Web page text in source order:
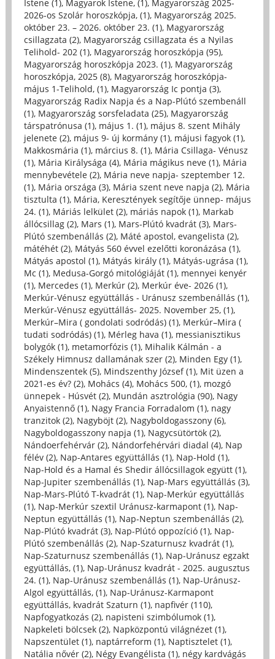
Istene (1), Magyarok Istene, (1), Magyarország 2025-
2026-os Szolár horoszkópja, (1), Magyarország 2025.
október 23. – 2026. október 23. (1), Magyarország
csillagzata (2), Magyarország csillagzata és a Nyilas
Telihold- 202 (1), Magyarország horoszkópja (95),
Magyarország horoszkópja 2023. (1), Magyarország
horoszkópja, 2025 (8), Magyarország horoszkópja-
május 1-Telihold, (1), Magyarország Ic pontja (3),
Magyarország Radix Napja és a Nap-Plútó szembenáll
(1), Magyarország sorsfeladata (25), Magyarország
társpatrónusa (1), május 1. (1), május 8. szent Mihály
jelenete (2), május 9- új kormány (1), májusi fagyok (1),
Makkosmária (1), március 8. (1), Mária Csillaga- Vénusz
(1), Mária Királysága (4), Mária mágikus neve (1), Mária
mennybevétele (2), Mária neve napja- szeptember 12.
(1), Mária országa (3), Mária szent neve napja (2), Mária
tisztulta (1), Mária, Keresztények segítője ünnep- május
24. (1), Máriás lelkület (2), máriás napok (1), Markab
állócsillag (2), Mars (1), Mars-Plútó kvadrát (3), Mars-
Plútó szembenállás (2), Máté apostol, evangelista (2),
mátéhét (2), Mátyás 560 évvel ezelőtti koronázása (1),
Mátyás apostol (1), Mátyás király (1), Mátyás-ugrása (1),
Mc (1), Medusa-Gorgó mitológiáját (1), mennyei kenyér
(1), Mercedes (1), Merkúr (2), Merkúr éve- 2026 (1),
Merkúr-Vénusz együttállás - Uránusz szembenállás (1),
Merkúr-Vénusz együttállás- 2025. November 25, (1),
Merkúr–Mira ( gondolati sodródás) (1), Merkúr–Mira (
tudati sodródás) (1), Mérleg hava (1), messianisztikus
bolygók (1), metamorfózis (1), Mihalik Kálmán - a
Székely Himnusz dallamának szer (2), Minden Egy (1),
Mindenszentek (5), Mindszenthy József (1), Mit üzen a
2021-es év? (2), Mohács (4), Mohács 500, (1), mozgó
ünnepek - Húsvét (2), Mundán asztrológia (90), Nagy
Anyaistennő (1), Nagy Francia Forradalom (1), nagy
tranzitok (2), Nagyböjt (2), Nagyboldogasszony (6),
Nagyboldogasszony napja (1), Nagycsütörtök (2),
Nándoerfehérvár (2), Nándorfehérvári diadal (4), Nap
félév (2), Nap-Antares együttállás (1), Nap-Hold (1),
Nap-Hold és a Hamal és Shedir állócsillagok együtt (1),
Nap-Jupiter szembenállás (1), Nap-Mars együttállás (3),
Nap-Mars-Plútó T-kvadrát (1), Nap-Merkúr együttállás
(1), Nap-Merkúr szextil Uránusz-karmapont (1), Nap-
Neptun együttállás (1), Nap-Neptun szembenállás (2),
Nap-Plútó kvadrát (3), Nap-Plútó oppozíció (1), Nap-
Plútó szembenállás (2), Nap-Szaturnusz kvadrát (1),
Nap-Szaturnusz szembenállás (1), Nap-Uránusz egzakt
együttállás, (1), Nap-Uránusz kvadrát - 2025. augusztus
24. (1), Nap-Uránusz szembenállás (1), Nap-Uránusz-
Algol együttállás, (1), Nap-Uránusz-Karmapont
együttállás, kvadrát Szaturn (1), napfivér (110),
Napfogyatkozás (2), napisteni szimbólumok (1),
Napkeleti bölcsek (2), Napközpontú világnézet (1),
Napszentület (1), naptárreform (1), Naptisztelet (1),
Natália nővér (2), Négy Evangélista (1), négy kardvágás